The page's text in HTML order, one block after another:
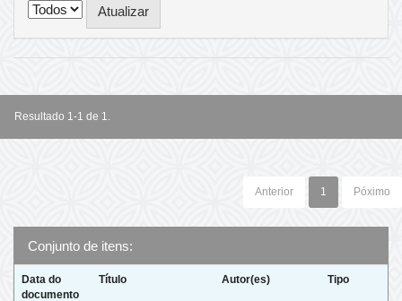
Resultado 1-1 de 1.
Anterior 1 Póximo
Conjunto de itens:
Data do
documento
Título Autor(es) Tipo